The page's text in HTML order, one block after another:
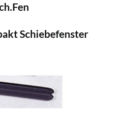
Schiebefenster